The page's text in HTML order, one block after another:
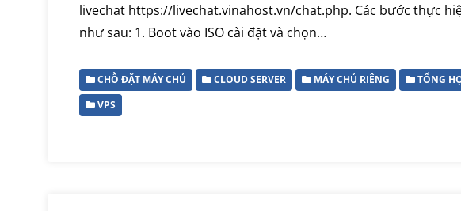
livechat https://livechat.vinahost.vn/chat.php. Các bước thực
như sau: 1. Boot vào ISO cài đặt và chọn…
CHỖ ĐẶT MÁY CHỦ CLOUD SERVER MÁY CHỦ RIÊNG
TỔNG
VPS